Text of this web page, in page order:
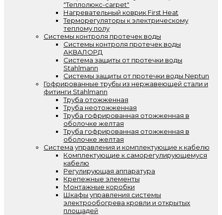
"Теплолюкс-carpet"
Нагревательный коврик First Heat
Терморегуляторы к электрическому
теплому полу
Системы контроля протечек воды
Системы контроля протечек воды
АКВАЛОРД
Система защиты от протечки воды
Stahlmann
Системы защиты от протечки воды Neptun
Гофрированные трубы из нержавеющей стали и
фитинги Stahlmann
Труба отожженная
Труба неотожженная
Труба гофрированная отожженная в
оболочке желтая
Труба гофрированная отожженная в
оболочке желтая
Система управления и комплектующие к кабелю
Комплектующие к саморегулирующемуся
кабелю
Регулирующая аппаратура
Крепежные элементы
Монтажные коробки
Шкафы управления системы
электрообогрева кровли и открытых
площадей